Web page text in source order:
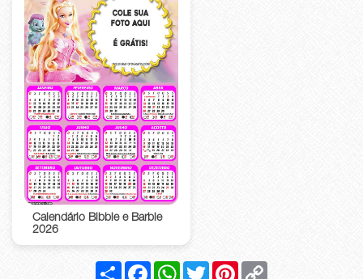
Calendário Bibble e Barbie
2026
CompartilharFacebookWhatsApp
Twitter Pinterest